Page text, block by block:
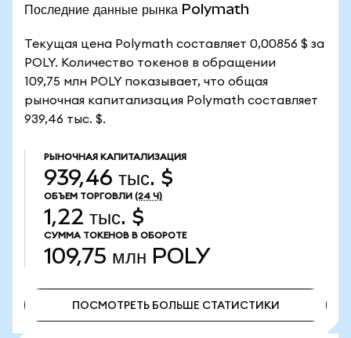
Последние данные рынка Polymath
Текущая цена Polymath составляет 0,00856 $ за
POLY. Количество токенов в обращении
109,75 млн POLY показывает, что общая
рыночная капитализация Polymath составляет
939,46 тыс. $.
РЫНОЧНАЯ КАПИТАЛИЗАЦИЯ
939,46 тыс. $
ОБЪЕМ ТОРГОВЛИ (24 Ч)
1,22 тыс. $
СУММА ТОКЕНОВ В ОБОРОТЕ
109,75 млн POLY
ПОСМОТРЕТЬ БОЛЬШЕ СТАТИСТИКИ